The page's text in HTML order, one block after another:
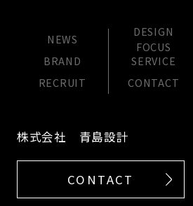
NEWS
DESIGN
FOCUS
BRAND
SERVICE
RECRUIT
CONTACT
株式会社 青島設計
CONTACT